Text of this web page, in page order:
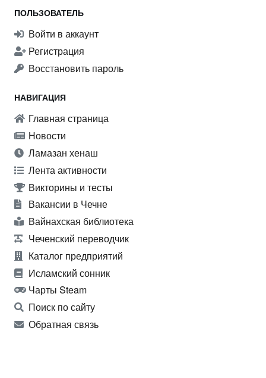
ПОЛЬЗОВАТЕЛЬ
Войти в аккаунт
Регистрация
Восстановить пароль
НАВИГАЦИЯ
Главная страница
Новости
Ламазан хенаш
Лента активности
Викторины и тесты
Вакансии в Чечне
Вайнахская библиотека
Чеченский переводчик
Каталог предприятий
Исламский сонник
Чарты Steam
Поиск по сайту
Обратная связь